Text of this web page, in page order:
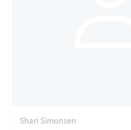
Shari Simonsen